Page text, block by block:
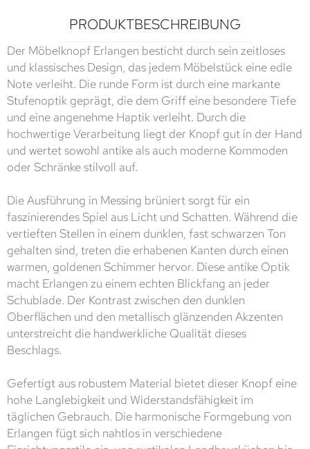
PRODUKTBESCHREIBUNG
Der Möbelknopf Erlangen besticht durch sein zeitloses
und klassisches Design, das jedem Möbelstück eine edle
Note verleiht. Die runde Form ist durch eine markante
Stufenoptik geprägt, die dem Griff eine besondere Tiefe
und eine angenehme Haptik verleiht. Durch die
hochwertige Verarbeitung liegt der Knopf gut in der Hand
und wertet sowohl antike als auch moderne Kommoden
oder Schränke stilvoll auf.
Die Ausführung in Messing brüniert sorgt für ein
faszinierendes Spiel aus Licht und Schatten. Während die
vertieften Stellen in einem dunklen, fast schwarzen Ton
gehalten sind, treten die erhabenen Kanten durch einen
warmen, goldenen Schimmer hervor. Diese antike Optik
macht Erlangen zu einem echten Blickfang an jeder
Schublade. Der Kontrast zwischen den dunklen
Oberflächen und den metallisch glänzenden Akzenten
unterstreicht die handwerkliche Qualität dieses
Beschlags.
Gefertigt aus robustem Material bietet dieser Knopf eine
hohe Langlebigkeit und Widerstandsfähigkeit im
täglichen Gebrauch. Die harmonische Formgebung von
Erlangen fügt sich nahtlos in verschiedene